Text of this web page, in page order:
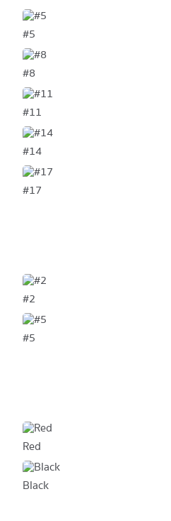
#5
#8
#11
#14
#17
#2
#5
Red
Black